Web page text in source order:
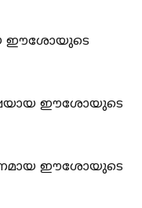
ഈശോയുടെ
ഈശോയുടെ
ഈശോയുടെ